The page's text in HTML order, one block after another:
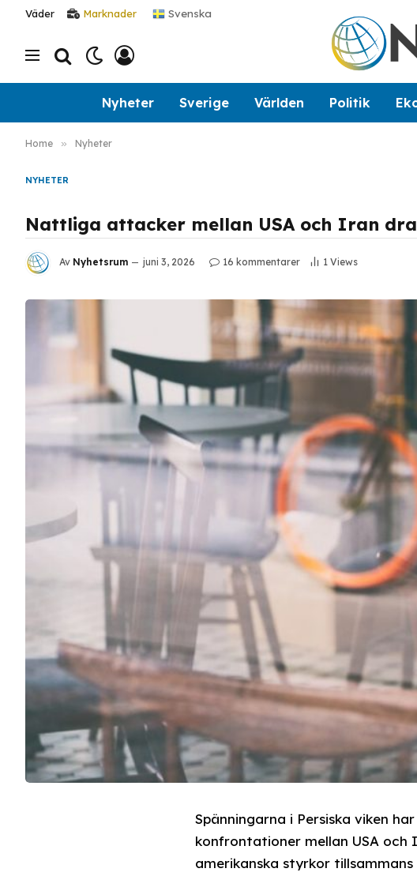
Väder Marknader Svenska
Nyheter Sverige Världen Politik
Home » Nyheter
NYHETER
Nattliga attacker mellan USA och Iran
Av Nyhetsrum juni 3, 2026 16 kommentarer 1 Views
Spänningarna i Persiska viken
konfrontationer mellan USA
amerikanska styrkor